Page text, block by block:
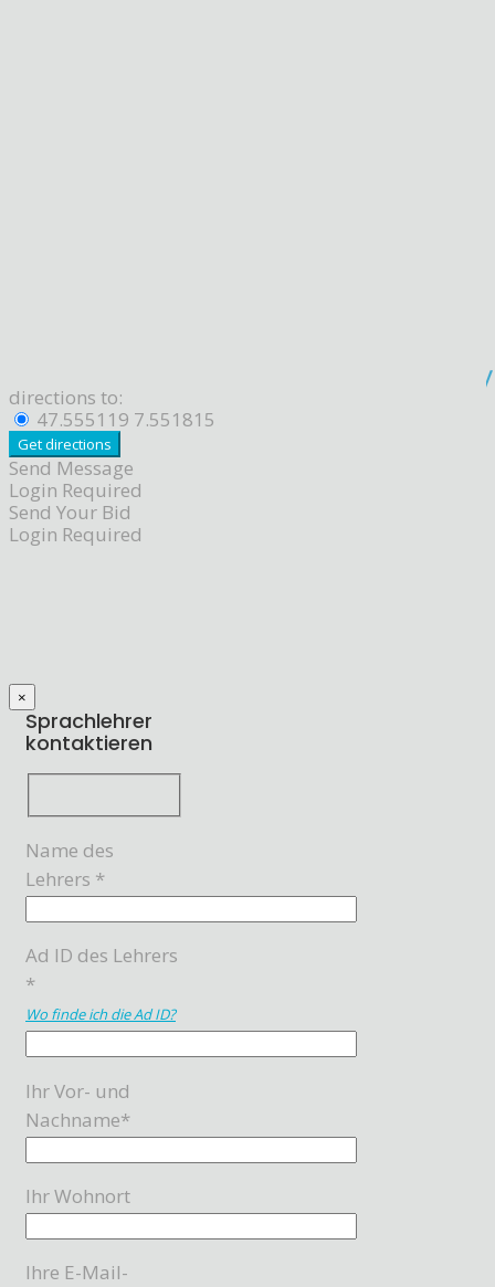
directions to:
47.555119 7.551815
Send Message
Login Required
Send Your Bid
Login Required
×
Sprachlehrer
kontaktieren
Name des
Lehrers *
Ad ID des Lehrers
*
Wo finde ich die Ad ID?
Ihr Vor- und
Nachname*
Ihr Wohnort
Ihre E-Mail-